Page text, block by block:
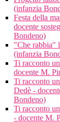
(infanzia
Festa della
docente
Bondeno)
"Che rabbia"
(infanzia
Ti racconto
docente M.
Ti racconto
Dedè -
Bondeno)
Ti racconto
- docente M.